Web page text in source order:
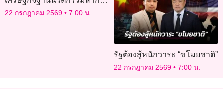
ถอดรหัสโครงการ CIOX
2026: ปั้นผู้นำนวัตกรรมระดับ
22 กรกฎาคม 2569 7:00 น.
รัฐต้องสู้หนักวาระ “ขโมยชาติ”
22 กรกฎาคม 2569 7:00 น.